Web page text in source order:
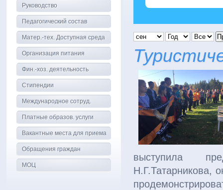
выступила
Н.Г.Татарникова,
Руководство
Педагогический состав
Матер.-тех. Доступная среда
Организация питания
Фин.-хоз. деятельность
Стипендии
Международное сотруд.
Платные образов. услуги
Вакантные места для приема
Обращения граждан
МОЦ